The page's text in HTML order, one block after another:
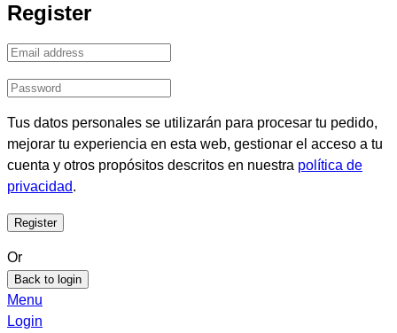
Register
Tus datos personales se utilizarán para procesar tu pedido,
mejorar tu experiencia en esta web, gestionar el acceso a tu
cuenta y otros propósitos descritos en nuestra política de
privacidad.
Or
Back to login
Menu
Login